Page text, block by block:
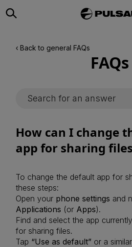
‹ Back to general FAQs
FAQs
How can I change
app for sharing
To change the default app for
these steps:
Open your phone settings and
Applications (or Apps).
Find and select the app
for sharing files.
Tap “Use as default” or a